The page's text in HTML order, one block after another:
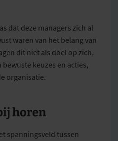
dat deze managers zich al
waren van het belang van
dit niet als doel op zich,
keuzes en acties,
organisatie.
horen
spanningsveld tussen